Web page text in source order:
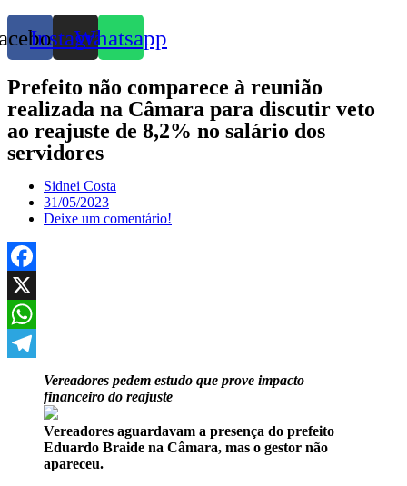
InstagramWhatsapp
Prefeito não comparece à reunião
realizada na Câmara para discutir veto
ao reajuste de 8,2% no salário dos
servidores
Sidnei Costa
31/05/2023
Deixe um comentário!
Facebook
X
WhatsApp
Telegram
Vereadores pedem estudo que prove impacto
financeiro do reajuste
Vereadores aguardavam a presença do prefeito
Eduardo Braide na Câmara, mas o gestor não
apareceu.